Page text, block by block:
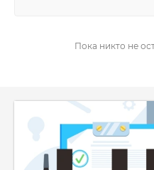
Пока никто не